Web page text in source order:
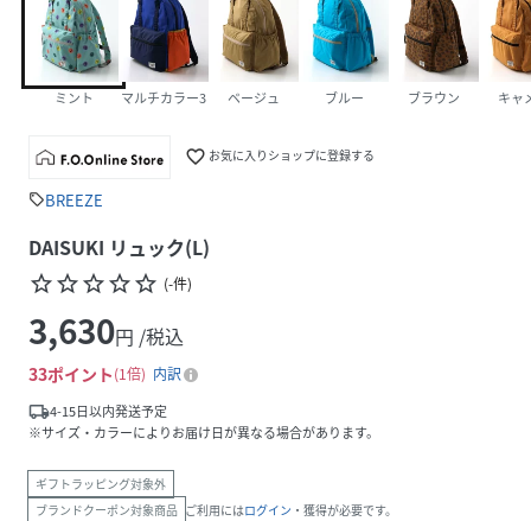
ミント マルチカラー3 ベージュ ブルー ブラウン キャ
favorite_border お気に入りショップに登録する
sellBREEZE
DAISUKI リュック(L)
star_borderstar_borderstar_borderstar_borderstar_border (-件)
3,630円 /税込
33ポイント 1倍
内訳
local_shipping4-15日以内発送予定
※サイズ・カラーによりお届け日が異なる場合があります。
ギフトラッピング対象外
ブランドクーポン対象商品 ご利用にはログイン ・獲得が必要です。